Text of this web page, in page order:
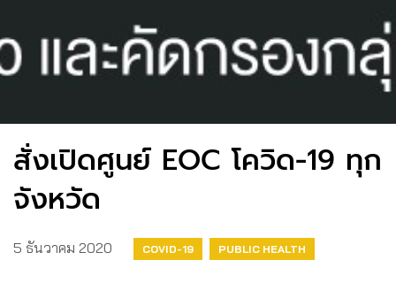
สั่งเปิดศูนย์ EOC โควิด-19 ทุก
จังหวัด
5 ธันวาคม 2020 COVID-19 PUBLIC HEALTH